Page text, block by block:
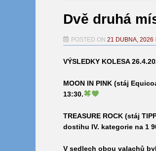
Dvě druhá
POSTED ON 21 DUBNA, 2026
VÝSLEDKY KOLESA
MOON IN PINK (stáj
13:30.
TREASURE ROCK (stáj
dostihu IV. kategorie na 1
V sedlech obou valachů